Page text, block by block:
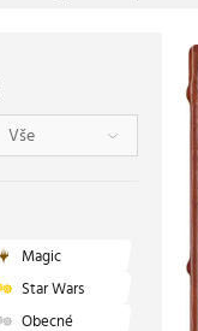
Magic
Star Wars
Obecné